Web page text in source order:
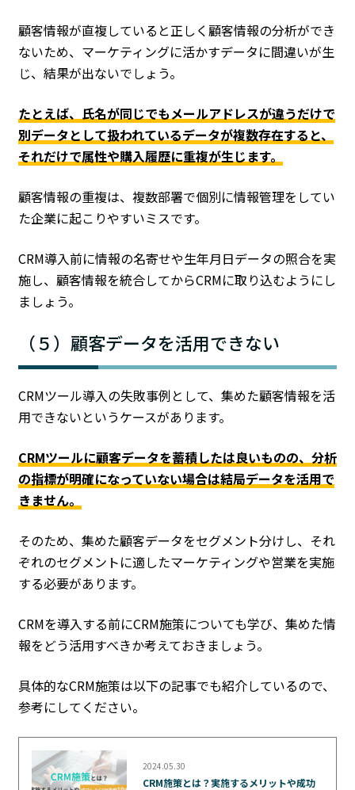
顧客情報が直複していると正しく顧客情報の分析ができ
ないため、マーケティングに活かすデータに間違いが生
じ、結果が出ないでしょう。
たとえば、氏名が同じでもメールアドレスが違うだけで
別データとして扱われているデータが複数存在すると、
それだけで属性や購入履歴に重複が生じます。
顧客情報の重複は、複数部署で個別に情報管理をしてい
た企業に起こりやすいミスです。
CRM導入前に情報の名寄せや生年月日データの照合を実
施し、顧客情報を統合してからCRMに取り込むようにし
ましょう。
（５）顧客データを活用できない
CRMツール導入の失敗事例として、集めた顧客情報を活
用できないというケースがあります。
CRMツールに顧客データを蓄積したは良いものの、分析
の指標が明確になっていない場合は結局データを活用で
きません。
そのため、集めた顧客データをセグメント分けし、それ
ぞれのセグメントに適したマーケティングや営業を実施
する必要があります。
CRMを導入する前にCRM施策についても学び、集めた情
報をどう活用すべきか考えておきましょう。
具体的なCRM施策は以下の記事でも紹介しているので、
参考にしてください。
2024.05.30
CRM施策とは？実施するメリットや成功